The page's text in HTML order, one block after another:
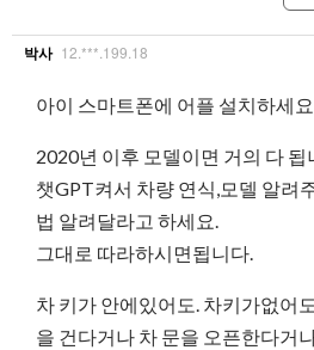
박사 12.***.199.18
아이 스마트폰에 어플 설치하세
2020년 이후 모델이면 거의 다 됩
챗GPT켜서 차량 연식,모델 알려
법 알려달라고 하세요.
그대로 따라하시면됩니다.
차 키가 안에있어도. 차키가없어
을 건다거나 차 문을 오픈한다거